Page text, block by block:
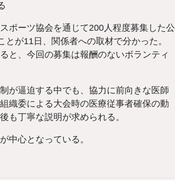
ポーツ協会を通じて200人程度募集した公
が11日、関係者への取材で分かった。
と、今回の募集は報酬のないボランティ
が逼迫する中でも、協力に前向きな医師
織委による大会時の医療従事者確保の動
も丁寧な説明が求められる。
中心となっている。